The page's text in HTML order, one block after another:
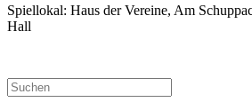
Spiellokal: Haus der Vereine, Am
Hall
Suchen
nach: